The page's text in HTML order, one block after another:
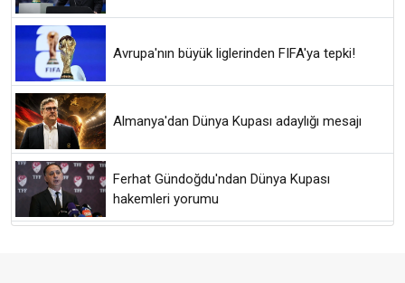
Avrupa'nın büyük liglerinden FIFA'ya tepki!
Almanya'dan Dünya Kupası adaylığı mesajı
Ferhat Gündoğdu'ndan Dünya Kupası
hakemleri yorumu